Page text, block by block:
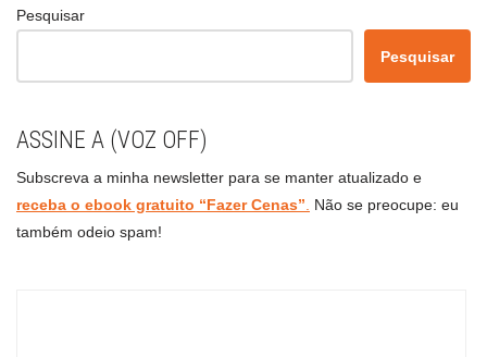
Pesquisar
Pesquisar
ASSINE A (VOZ OFF)
Subscreva a minha newsletter para se manter atualizado e
receba o ebook gratuito “Fazer Cenas”. Não se preocupe: eu
também odeio spam!